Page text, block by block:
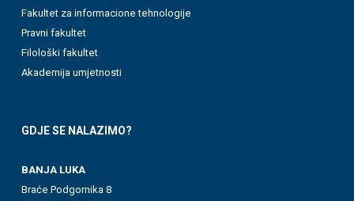
Fakultet za informacione tehnologije
Pravni fakultet
Filološki fakultet
Akademija umjetnosti
GDJE SE NALAZIMO?
BANJA LUKA
Braće Podgornika 8